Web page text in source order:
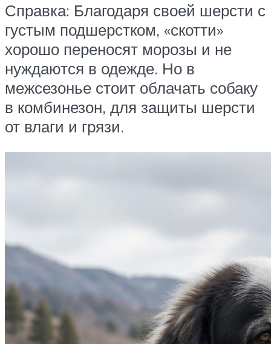
Справка: Благодаря своей шерсти с
густым подшерстком, «скотти»
хорошо переносят морозы и не
нуждаются в одежде. Но в
межсезонье стоит облачать собаку
в комбинезон, для защиты шерсти
от влаги и грязи.